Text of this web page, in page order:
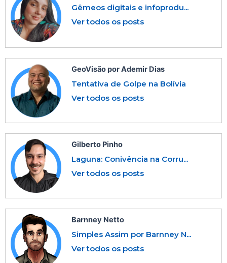
Gêmeos digitais e infoprodu...
Ver todos os posts
GeoVisão por Ademir Dias
Tentativa de Golpe na Bolívia
Ver todos os posts
Gilberto Pinho
Laguna: Conivência na Corru...
Ver todos os posts
Barnney Netto
Simples Assim por Barnney N...
Ver todos os posts